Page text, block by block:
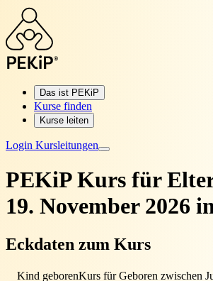
Das ist PEKiP
Kurse finden
Kurse leiten
Login Kursleitungen
PEKiP Kurs für
19. November 2026
Eckdaten zum Kurs
Kind geborenKurs für Geboren zwischen